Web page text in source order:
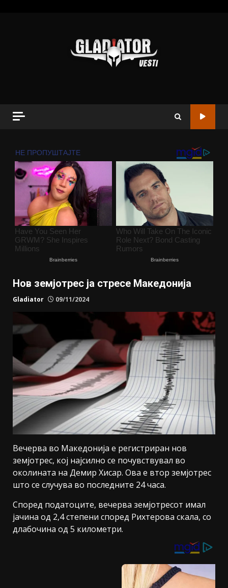
Нов земјотрес ја стресе Македонија
Gladiator 09/11/2024
Вечерва во Македонија е регистриран нов
земјотрес, кој најсилно се почувствувал во
околината на Демир Хисар. Ова е втор земјотрес
што се случува во последните 24 часа.
Според податоците, вечерва земјотресот имал
јачина од 2,4 степени според Рихтерова скала, со
длабочина од 5 километри.